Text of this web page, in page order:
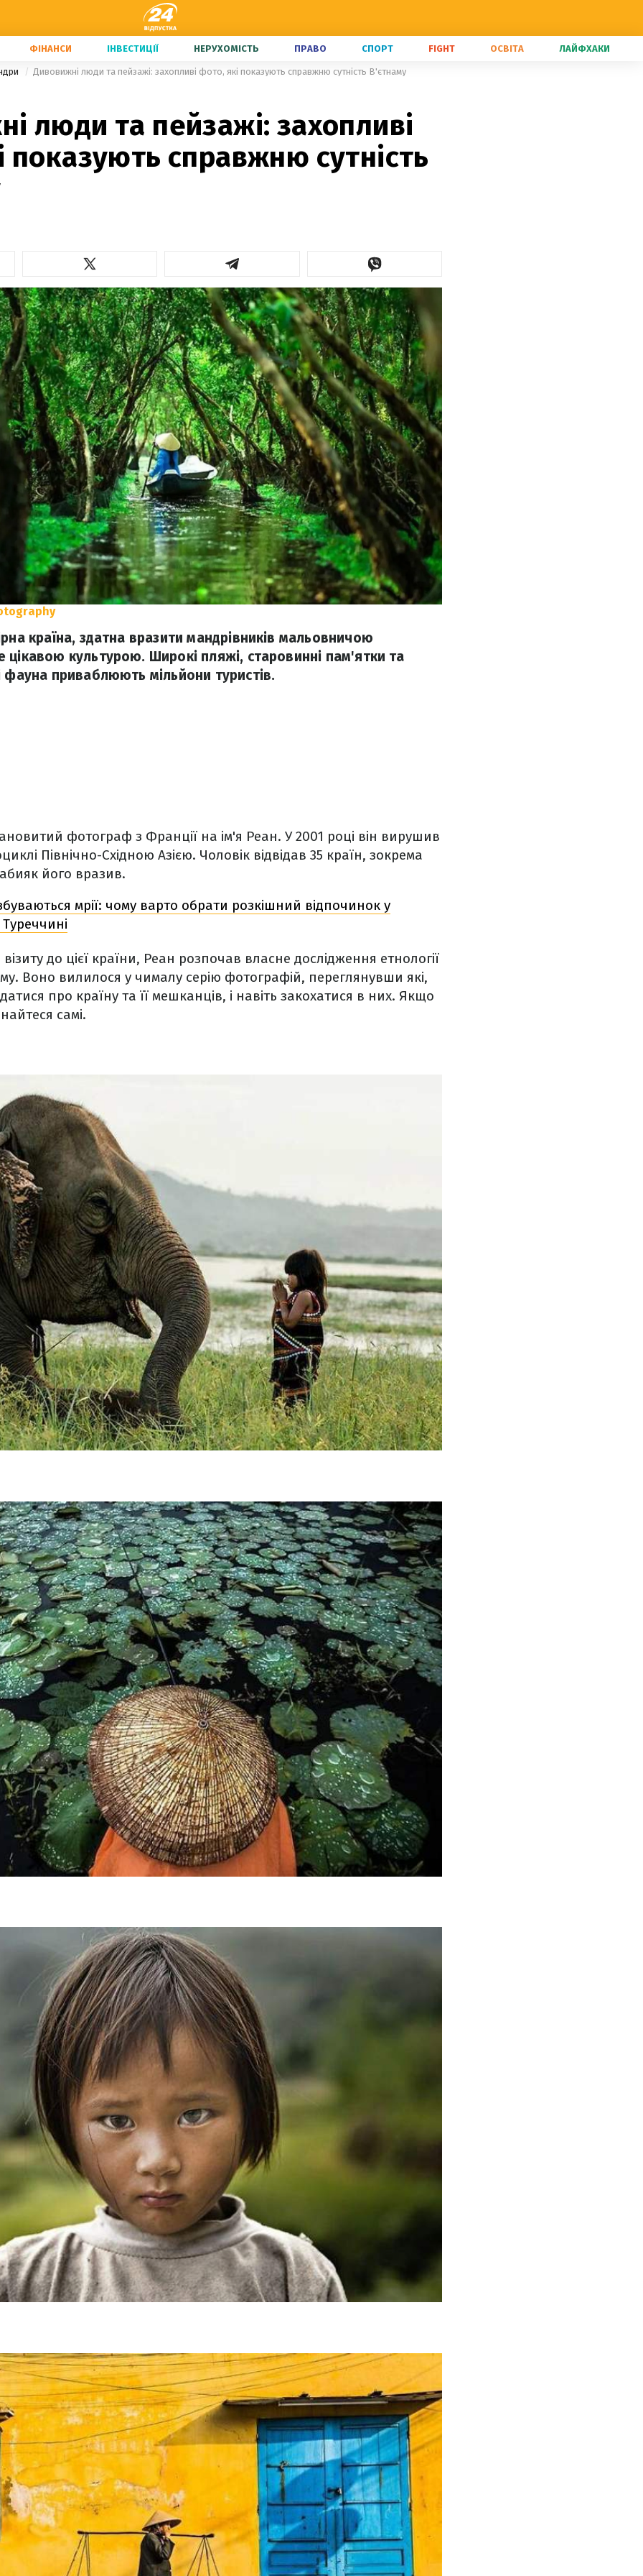
ФІНАНСИ ІНВЕСТИЦІЇ НЕРУХОМІСТЬ ПРАВО СПОРТ FIGHT ОСВІТА ЛАЙФХАКИ
Дивовижні люди та пейзажі: захопливі фото, які показують справжню сутність В'єтнаму
люди та пейзажі: захопливі
показують справжню сутність
країна, здатна вразити мандрівників мальовничою
культурою. Широкі пляжі, старовинні пам'ятки та
фауна приваблюють мільйони туристів.
фотограф з Франції на ім'я Реан. У 2001 році він вирушив
Північно-Східною Азією. Чоловік відвідав 35 країн, зокрема
його вразив.
мрії: чому варто обрати розкішний відпочинок у
до цієї країни, Реан розпочав власне дослідження етнології
Воно вилилося у чималу серію фотографій, переглянувши які,
про країну та її мешканців, і навіть закохатися в них. Якщо
самі.